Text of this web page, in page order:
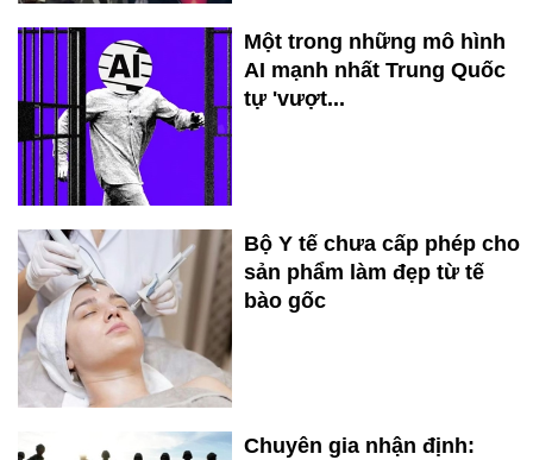
Một trong những mô hình
AI mạnh nhất Trung Quốc
tự 'vượt...
Bộ Y tế chưa cấp phép cho
sản phẩm làm đẹp từ tế
bào gốc
Chuyên gia nhận định: